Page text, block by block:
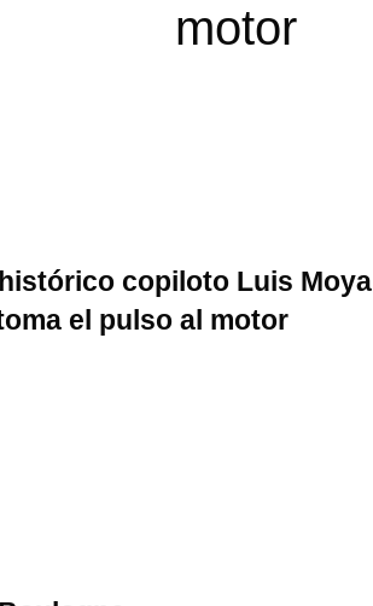
motor
copiloto Luis Moya
el pulso al motor